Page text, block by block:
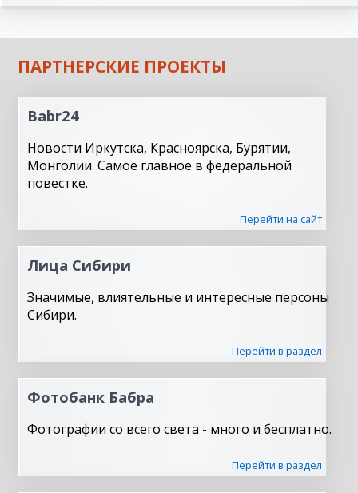
ПАРТНЕРСКИЕ ПРОЕКТЫ
Babr24
Новости Иркутска, Красноярска, Бурятии,
Монголии. Самое главное в федеральной
повестке.
Перейти на сайт
Лица Сибири
Значимые, влиятельные и интересные персоны
Сибири.
Перейти в раздел
Фотобанк Бабра
Фотографии со всего света - много и бесплатно.
Перейти в раздел